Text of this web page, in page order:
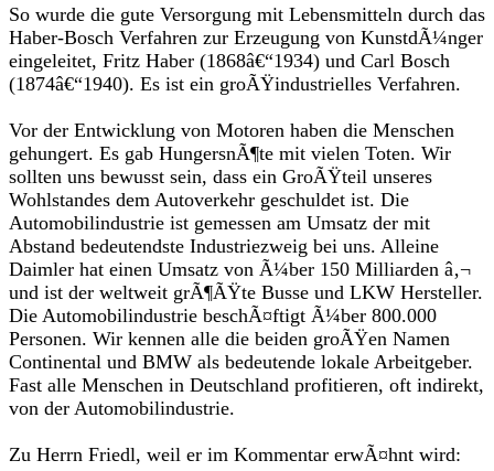
So wurde die gute Versorgung mit Lebensmitteln durch das
Haber-Bosch Verfahren zur Erzeugung von KunstdÃ¼nger
eingeleitet, Fritz Haber (1868â€“1934) und Carl Bosch
(1874â€“1940). Es ist ein groÃŸindustrielles Verfahren.
Vor der Entwicklung von Motoren haben die Menschen
gehungert. Es gab HungersnÃ¶te mit vielen Toten. Wir
sollten uns bewusst sein, dass ein GroÃŸteil unseres
Wohlstandes dem Autoverkehr geschuldet ist. Die
Automobilindustrie ist gemessen am Umsatz der mit
Abstand bedeutendste Industriezweig bei uns. Alleine
Daimler hat einen Umsatz von Ã¼ber 150 Milliarden â‚¬
und ist der weltweit grÃ¶ÃŸte Busse und LKW Hersteller.
Die Automobilindustrie beschÃ¤ftigt Ã¼ber 800.000
Personen. Wir kennen alle die beiden groÃŸen Namen
Continental und BMW als bedeutende lokale Arbeitgeber.
Fast alle Menschen in Deutschland profitieren, oft indirekt,
von der Automobilindustrie.
Zu Herrn Friedl, weil er im Kommentar erwÃ¤hnt wird: